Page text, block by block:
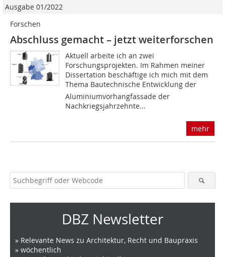
Ausgabe 01/2022
Forschen
Abschluss gemacht – jetzt weiterforschen
Aktuell arbeite ich an zwei
Forschungsprojekten. Im Rahmen meiner
Dissertation beschäftige ich mich mit dem
Thema Bautechnische Entwicklung der
Aluminiumvorhangfassade der
Nachkriegsjahrzehnte...
mehr
DBZ Newsletter
» Relevante News zu Architektur, Recht und Baupraxis
» wöchentlich